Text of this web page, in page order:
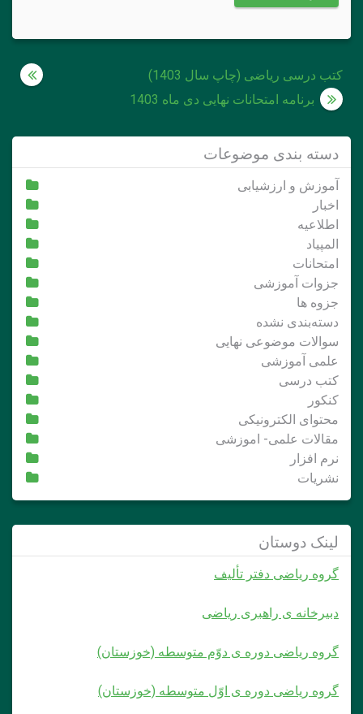
راهبری
نوشته
کتب درسی ریاضی (چاپ سال 1403)
برنامه امتحانات نهایی دی ماه 1403
دسته بندی موضوعات
آموزش و ارزشیابی
اخبار
اطلاعیه
المپیاد
امتحانات
جزوات آموزشی
جزوه ها
دسته‌بندی نشده
سوالات موضوعی نهایی
علمی آموزشی
کتب درسی
کنکور
محتوای الکترونیکی
مقالات علمی- اموزشی
نرم افزار
نشریات
لینک دوستان
گروه ریاضی دفتر تألیف
دبیرخانه ی راهبری ریاضی
گروه ریاضی دوره ی دوّم متوسطه (خوزستان)
گروه ریاضی دوره ی اوّل متوسطه (خوزستان)